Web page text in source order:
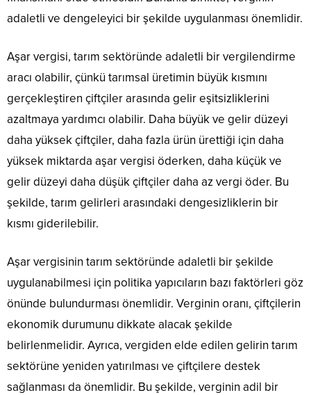
adaletli ve dengeleyici bir şekilde uygulanması önemlidir.
Aşar vergisi, tarım sektöründe adaletli bir vergilendirme
aracı olabilir, çünkü tarımsal üretimin büyük kısmını
gerçekleştiren çiftçiler arasında gelir eşitsizliklerini
azaltmaya yardımcı olabilir. Daha büyük ve gelir düzeyi
daha yüksek çiftçiler, daha fazla ürün ürettiği için daha
yüksek miktarda aşar vergisi öderken, daha küçük ve
gelir düzeyi daha düşük çiftçiler daha az vergi öder. Bu
şekilde, tarım gelirleri arasındaki dengesizliklerin bir
kısmı giderilebilir.
Aşar vergisinin tarım sektöründe adaletli bir şekilde
uygulanabilmesi için politika yapıcıların bazı faktörleri göz
önünde bulundurması önemlidir. Verginin oranı, çiftçilerin
ekonomik durumunu dikkate alacak şekilde
belirlenmelidir. Ayrıca, vergiden elde edilen gelirin tarım
sektörüne yeniden yatırılması ve çiftçilere destek
sağlanması da önemlidir. Bu şekilde, verginin adil bir